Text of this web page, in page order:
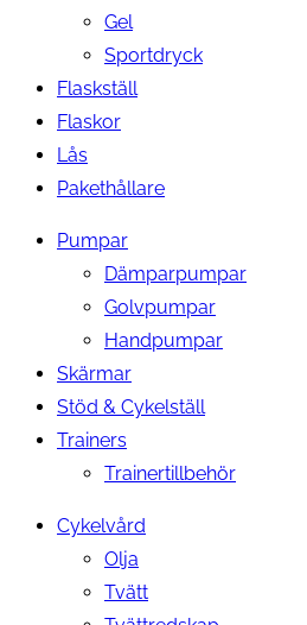
Gel
Sportdryck
Flaskställ
Flaskor
Lås
Pakethållare
Pumpar
Dämparpumpar
Golvpumpar
Handpumpar
Skärmar
Stöd & Cykelställ
Trainers
Trainertillbehör
Cykelvård
Olja
Tvätt